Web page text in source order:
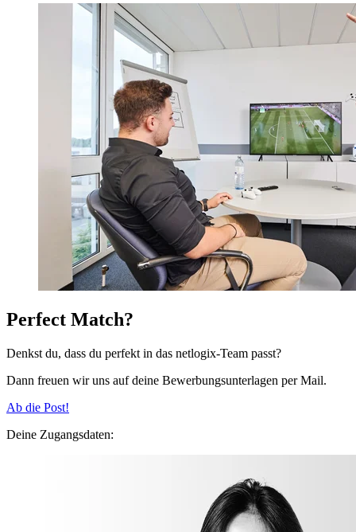
Perfect Match?
Denkst du, dass du perfekt in das netlogix-Team passt?
Dann freuen wir uns auf deine Bewerbungsunterlagen per Mail.
Ab die Post!
Deine Zugangsdaten: